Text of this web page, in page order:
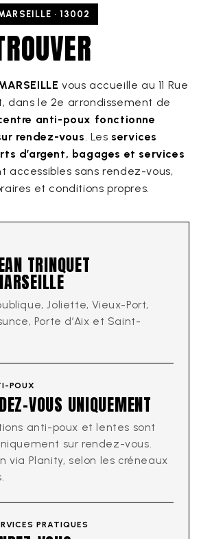
· 13002
vous accueille au 11 Rue
dans le 2e arrondissement de
anti-poux fonctionne
rendez-vous. Les services
d’argent, bagages et services
accessibles sans rendez-vous,
et conditions propres.
TRINQUET
Joliette, Vieux-Port,
Porte d’Aix et Saint-
POUX
VOUS UNIQUEMENT
anti-poux et lentes sont
sur rendez-vous.
via Planity, selon les créneaux
PRATIQUES